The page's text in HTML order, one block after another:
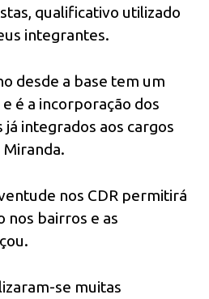
qualificativo utilizado
integrantes.
desde a base tem um
é a incorporação dos
integrados aos cargos
nos CDR permitirá
nos bairros e as
se muitas